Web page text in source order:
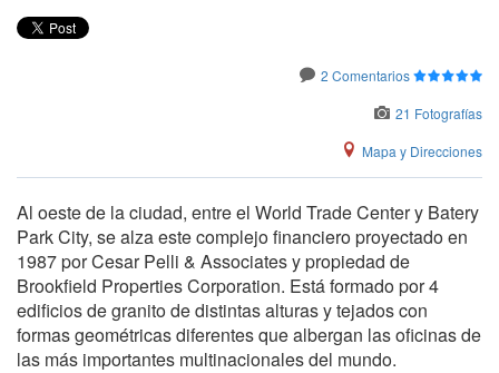
2 Comentarios
21 Fotografías
Mapa y Direcciones
Al oeste de la ciudad, entre el World Trade Center y Batery
Park City, se alza este complejo financiero proyectado en
1987 por Cesar Pelli & Associates y propiedad de
Brookfield Properties Corporation. Está formado por 4
edificios de granito de distintas alturas y tejados con
formas geométricas diferentes que albergan las oficinas de
las más importantes multinacionales del mundo.